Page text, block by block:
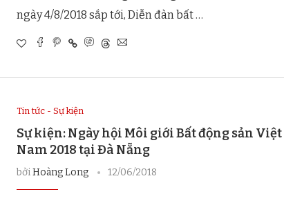
ngày 4/8/2018 sắp tới, Diễn đàn bất …
Tin tức - Sự kiện
Sự kiện: Ngày hội Môi giới Bất động sản Việt
Nam 2018 tại Đà Nẵng
bởiHoàng Long 12/06/2018